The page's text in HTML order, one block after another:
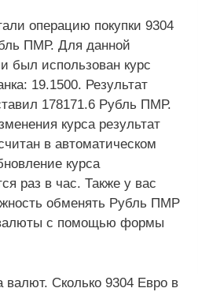
операцию покупки 9304
ПМР. Для данной
был использован курс
19.1500. Результат
178171.6 Рубль ПМР.
курса результат
в автоматическом
курса
раз в час. Также у вас
обменять Рубль ПМР
с помощью формы
валют. Сколько 9304 Евро в